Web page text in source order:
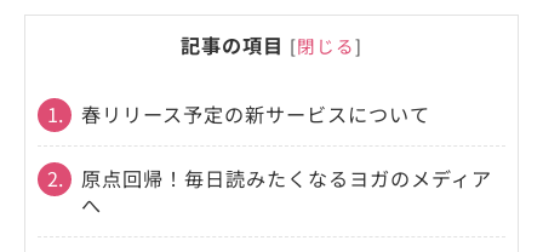
記事の項目 [閉じる]
1. 春リリース予定の新サービスについて
2.
原点回帰！毎日読みたくなるヨガのメディア
へ